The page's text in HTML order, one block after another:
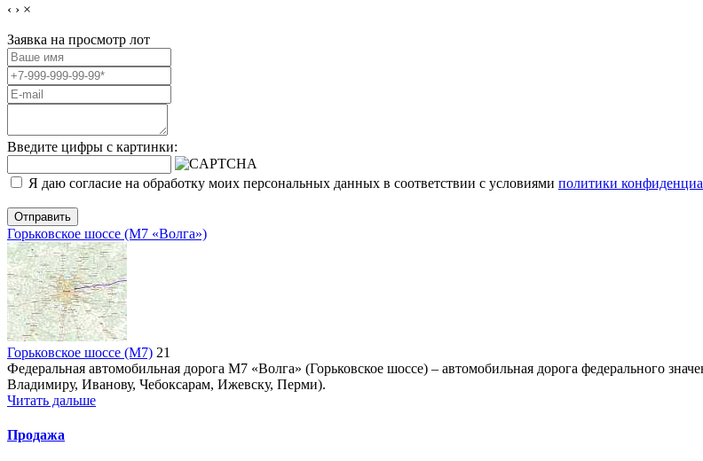
‹ › ×
Заявка на просмотр лот
Введите цифры с картинки:
Я даю согласие на обработку моих персональных данных в соответствии с условиями политики
Отправить
Горьковское шоссе (М7 «Волга»)
Горьковское шоссе (М7) 21
Федеральная автомобильная дорога М7 «Волга» (Горьковское шоссе) – автомобильная дорога федерального
Владимиру, Иванову, Чебоксарам, Ижевску, Перми).
Читать дальше
Продажа